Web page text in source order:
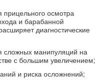
прицельного осмотра
и барабанной
диагностические
сложных манипуляций на
с большим увеличением;
и риска осложнений;